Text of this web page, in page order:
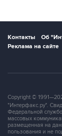
Контакты Об
Реклама на сайте
Copyright ©
"Интерфакс.ру".
Федеральной
массовых
размещенная на
пользования и не